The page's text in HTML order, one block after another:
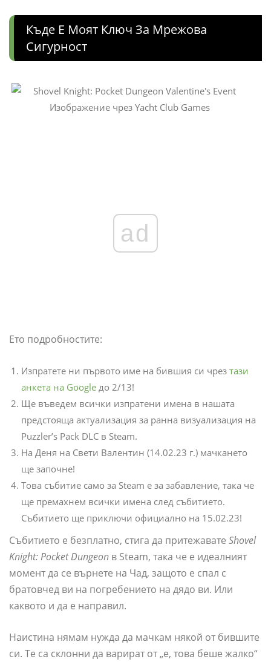
Къде Е Моят Ключ За Мрежова
Сигурност
Изображение чрез Yacht Club Games
ad
Ето подробностите:
Изпратете ни първото име на бившия си чрез тази
анкета на Google до 2/13!
Ще въведем всички изпратени имена в нашата
предстояща актуализация за ранна визуализация на
Puzzler’s Pack DLC в Steam.
На Деня на Свети Валентин (14.02.23 г.) мачкането
ще започне!
Това събитие само за Steam е за забавление, така че
ще премахнем всички имена след събитието.
Събитието ще приключи официално на 15.02.23!
Събитието е безплатно, стига да притежавате Shovel
Knight: Pocket Dungeon в Steam, така че е идеалният
момент да се върнете на Чад, защото е спал с
братовчед ви на погребението на дядо ви. Или
каквото и да е направил.
Наистина нямам нужда да мачкам някой от бившите
си. Те са склонни да варират от „е, това беше жалко“